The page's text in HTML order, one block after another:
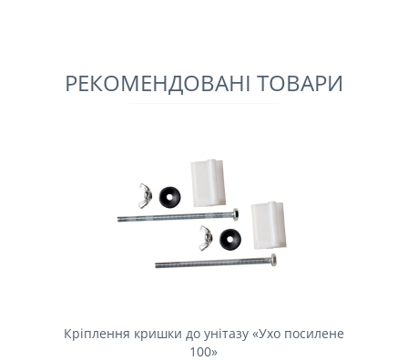
РЕКОМЕНДОВАНІ ТОВАРИ
Кріплення кришки до унітазу «Ухо посилене
100»